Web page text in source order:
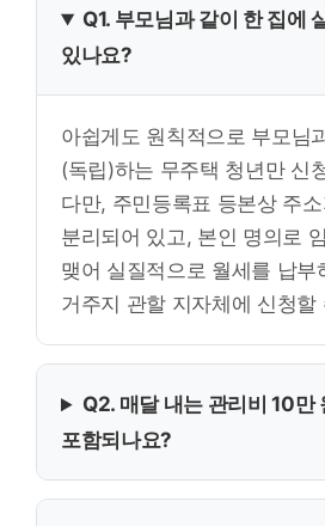
Q1. 부모님과 같이 한 집에
있나요?
아쉽게도 원칙적으로 부모님
(독립)하는 무주택 청년만 신
다만, 주민등록표 등본상 주
분리되어 있고, 본인 명의로
맺어 실질적으로 월세를 납부
거주지 관할 지자체에 신청할
Q2. 매달 내는 관리비 10만
포함되나요?